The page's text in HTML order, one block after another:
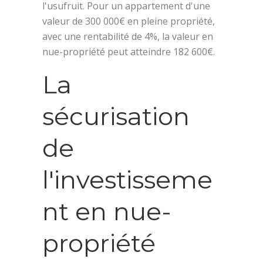
l'usufruit. Pour un appartement d'une
valeur de 300 000€ en pleine propriété,
avec une rentabilité de 4%, la valeur en
nue-propriété peut atteindre 182 600€.
La
sécurisation
de
l'investisseme
nt en nue-
propriété